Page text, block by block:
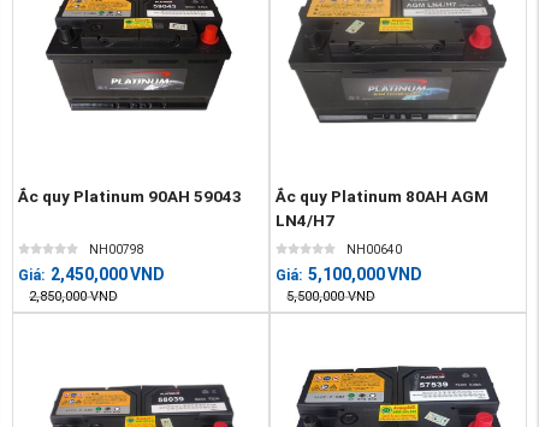
Ắc quy Platinum 90AH 59043
NH00798
Giá: 2,450,000VND
2,850,000 VND
Ắc quy Platinum 80AH AGM
LN4/H7
NH00640
Giá: 5,100,000VND
5,500,000 VND